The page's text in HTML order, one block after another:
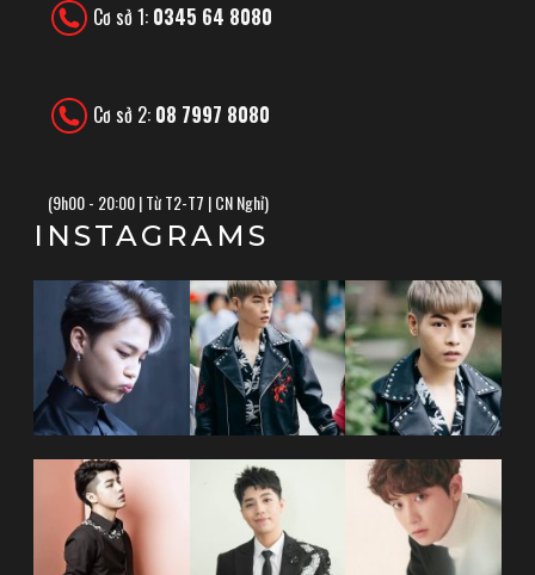
Cơ sở 1: 0345 64 8080
Cơ sở 2: 08 7997 8080
(9h00 - 20:00 | Từ T2-T7 | CN Nghỉ)
INSTAGRAMS